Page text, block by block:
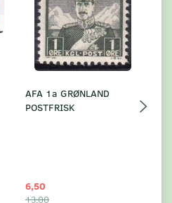
AFA 1a GRØNLAND
POSTFRISK
6,50
13,00